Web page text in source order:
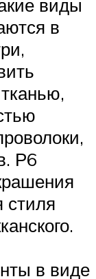
виды
в
Р6
стиля
в виде